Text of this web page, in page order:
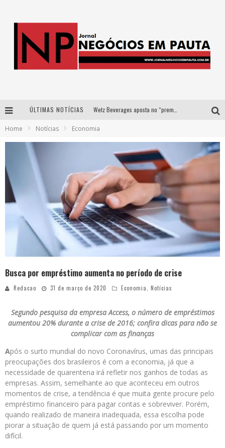
ÚLTIMAS NOTÍCIAS
Democratização do malte: Proibida utiliza estratégia de custo-benefício para o lazer do brasileiro
Home Notícias Economia
Busca por empréstimo aumenta no período de crise
Redacao 31 de março de 2020 Economia, Notícias
Segundo pesquisa da empresa Access, o número de empréstimos
aumentou 20% durante a crise de 2016; confira dicas para não se
complicar com as finanças
Após o surto mundial do novo Coronavírus, umas das principais
preocupações dos brasileiros é com a economia, já que a
necessidade de quarentena irá refletir nos ganhos de todas as
empresas. Assim, semelhante ao que aconteceu em outros
momentos de crise, a tendência é que muita gente procure pelo
empréstimo financeiro para pagar contas e sobreviver. Porém,
quando realizado de maneira inadequada, essa escolha pode
piorar a situação de quem já está passando por um momento
difícil.